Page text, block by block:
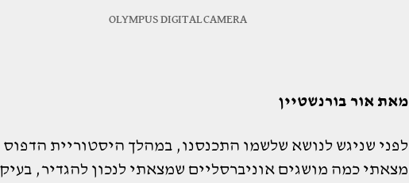
OLYMPUS DIGITAL CAMERA
מאת אור בורנשטיין
לפני שניגש לנושא שלשמו התכנסנו, במהלך היסטוריית
מצאתי כמה מושגים אוניברסליים שמצאתי לנכון להגדיר,